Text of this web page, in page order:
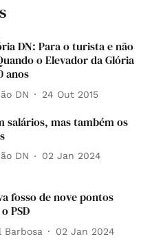
DN: Para o turista e não
o Elevador da Glória
anos
DN 24 Out 2015
salários, mas também os
DN 02 Jan 2024
fosso de nove pontos
PSD
Barbosa 02 Jan 2024